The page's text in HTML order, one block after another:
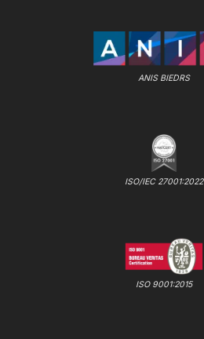
ANIS BIEDRS
ISO/IEC 27001:2022
ISO 9001:2015